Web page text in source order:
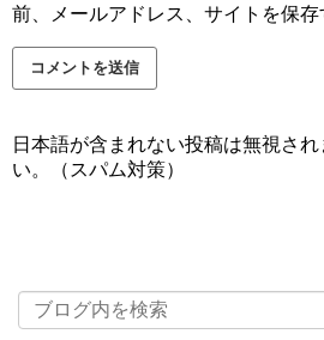
前、メールアドレス、サイトを保存
日本語が含まれない投稿は無視さ
い。（スパム対策）